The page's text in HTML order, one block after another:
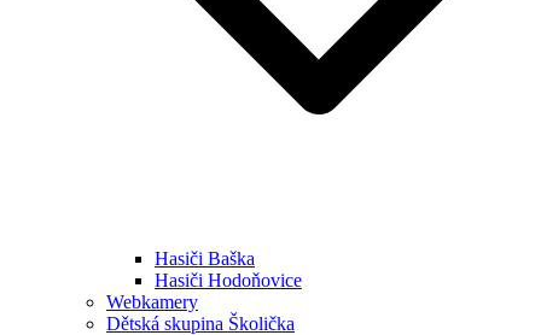
Hasiči Baška
Hasiči Hodoňovice
Webkamery
Dětská skupina Školička